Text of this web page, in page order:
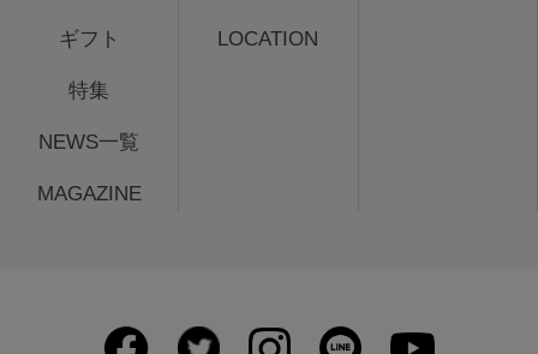
ギフト
特集
NEWS一覧
MAGAZINE
LOCATION